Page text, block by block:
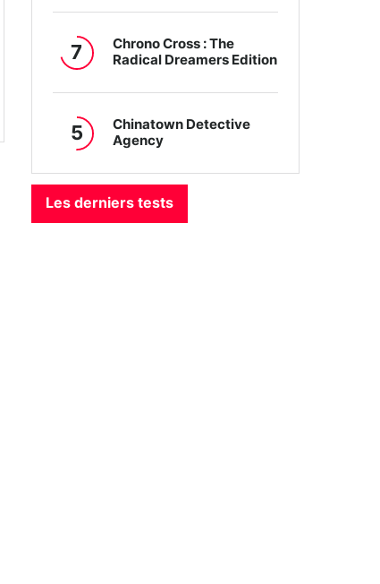
7
Chrono Cross : The
Radical Dreamers Edition
5
Chinatown Detective
Agency
Les derniers tests